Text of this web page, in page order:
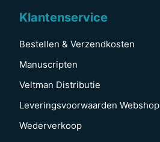
Klantenservice
Bestellen & Verzendkosten
Manuscripten
Veltman Distributie
Leveringsvoorwaarden Webshop
Wederverkoop